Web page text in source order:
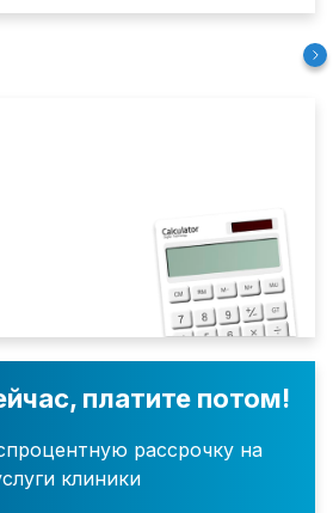
платите потом!
рассрочку на
клиники